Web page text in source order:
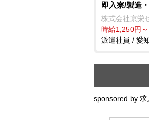
即入寮/製造
株式会社京栄
時給1,250円
派遣社員 / 愛
sponsored by 求